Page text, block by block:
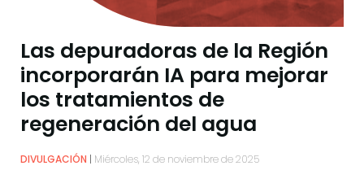
Las depuradoras de la Región
incorporarán IA para mejorar
los tratamientos de
regeneración del agua
DIVULGACIÓN Miércoles, 12 de noviembre de 2025